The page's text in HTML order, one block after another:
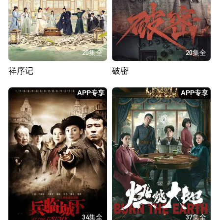
20集全
祥序记
20集全
破密
APP专享
34集全
APP专享
37集全